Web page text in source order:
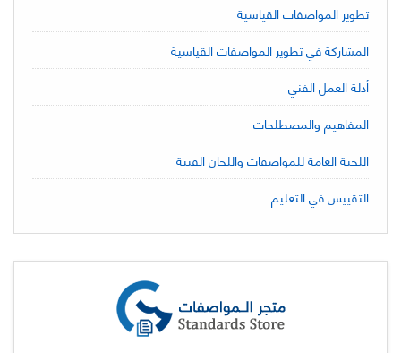
تطوير المواصفات القياسية
المشاركة في تطوير المواصفات القياسية
أدلة العمل الفني
المفاهيم والمصطلحات
اللجنة العامة للمواصفات واللجان الفنية
التقييس في التعليم